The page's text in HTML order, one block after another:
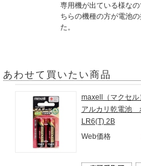
専用機が出ている様な
ちらの機種の方が電池
た。
あわせて買いたい商品
maxell（マクセル
アルカリ乾電池
LR6(T) 2B
Web価格